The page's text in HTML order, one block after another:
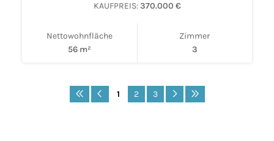
KAUFPREIS: 370.000 €
Nettowohnfläche
56 m²
Zimmer
3
1 2 3